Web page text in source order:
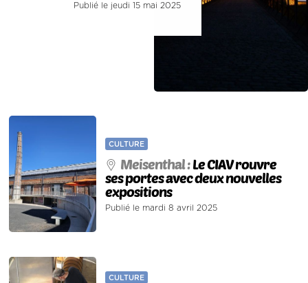
Publié le jeudi 15 mai 2025
CULTURE
Meisenthal :Le CIAV rouvre
ses portes avec deux nouvelles
expositions
Publié le mardi 8 avril 2025
CULTURE